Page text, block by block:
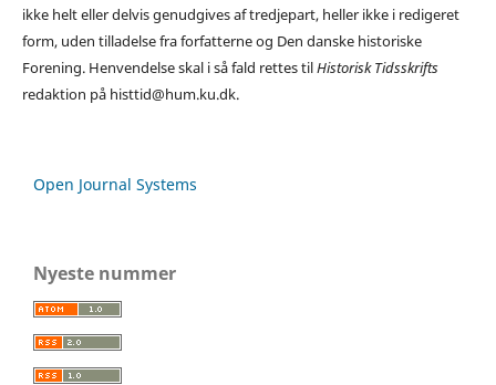
ikke helt eller delvis genudgives af tredjepart, heller ikke i redigeret
form, uden tilladelse fra forfatterne og Den danske historiske
Forening. Henvendelse skal i så fald rettes tilHistorisk Tidsskrifts
redaktion på histtid@hum.ku.dk.
Open Journal Systems
Nyeste nummer